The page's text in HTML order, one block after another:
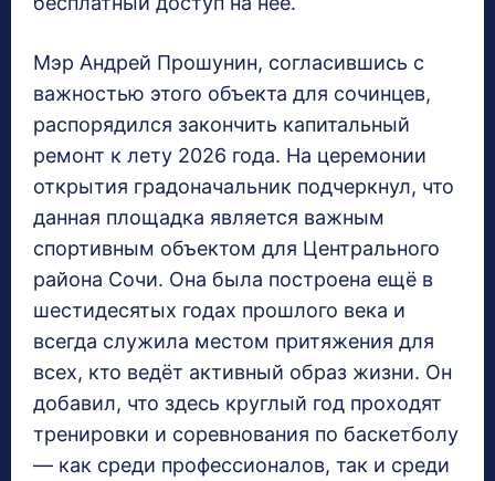
Мэр Андрей Прошунин, согласившись с
важностью этого объекта для сочинцев,
распорядился закончить капитальный
ремонт к лету 2026 года. На церемонии
открытия градоначальник подчеркнул, что
данная площадка является важным
спортивным объектом для Центрального
района Сочи. Она была построена ещё в
шестидесятых годах прошлого века и
всегда служила местом притяжения для
всех, кто ведёт активный образ жизни. Он
добавил, что здесь круглый год проходят
тренировки и соревнования по баскетболу
— как среди профессионалов, так и среди